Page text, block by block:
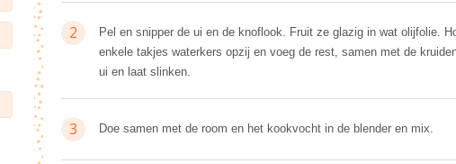
2
Pel en snipper de ui en de knoflook. Fruit ze glazig in wat olijfolie.
enkele takjes waterkers opzij en voeg de rest, samen met de
ui en laat slinken.
3 Doe samen met de room en het kookvocht in de blender en mix.